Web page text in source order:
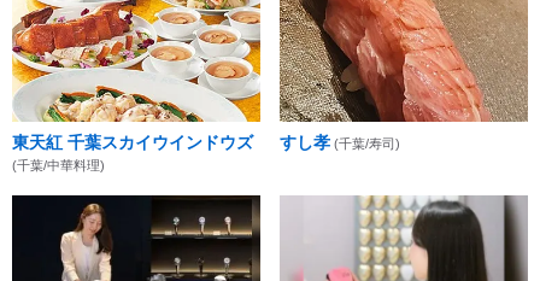
東天紅 千葉スカイウインドウズ
(千葉/中華料理)
すし孝 (千葉/寿司)